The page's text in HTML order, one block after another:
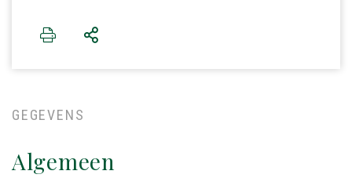
GEGEVENS
Algemeen